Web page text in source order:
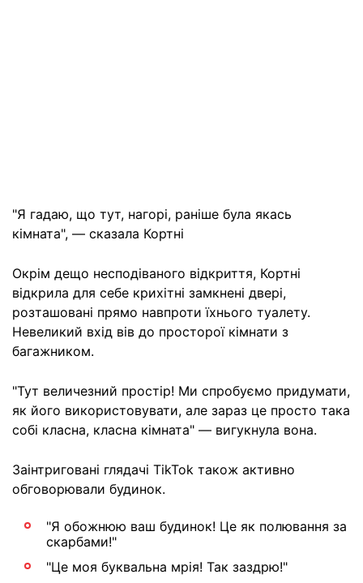
"Я гадаю, що тут, нагорі, раніше була якась
кімната", — сказала Кортні
Окрім дещо несподіваного відкриття, Кортні
відкрила для себе крихітні замкнені двері,
розташовані прямо навпроти їхнього туалету.
Невеликий вхід вів до просторої кімнати з
багажником.
"Тут величезний простір! Ми спробуємо придумати,
як його використовувати, але зараз це просто така
собі класна, класна кімната" — вигукнула вона.
Заінтриговані глядачі TikTok також активно
обговорювали будинок.
"Я обожнюю ваш будинок! Це як полювання за
скарбами!"
"Це моя буквальна мрія! Так заздрю!"